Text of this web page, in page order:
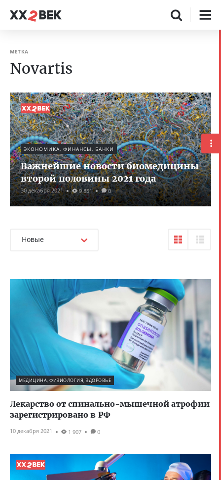
МЕТКА
Novartis
ЭКОНОМИКА, ФИНАНСЫ, БАНКИ
Важнейшие новости биомедицины
второй половины 2021 года
30 декабря 2021 9 851 0
Новые
МЕДИЦИНА, ФИЗИОЛОГИЯ, ЗДОРОВЬЕ
Лекарство от спинально-мышечной атрофии
зарегистрировано в РФ
10 декабря 2021 1 907 0